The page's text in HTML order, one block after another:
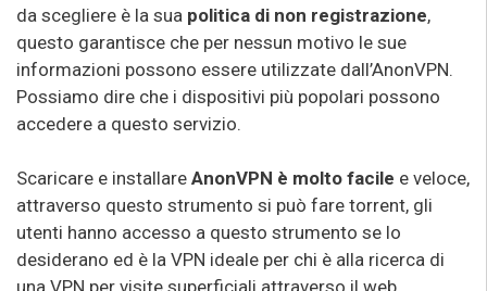
da scegliere è la sua politica di non registrazione,
questo garantisce che per nessun motivo le sue
informazioni possono essere utilizzate dall’AnonVPN.
Possiamo dire che i dispositivi più popolari possono
accedere a questo servizio.
Scaricare e installare AnonVPN è molto facile e veloce,
attraverso questo strumento si può fare torrent, gli
utenti hanno accesso a questo strumento se lo
desiderano ed è la VPN ideale per chi è alla ricerca di
una VPN per visite superficiali attraverso il web.